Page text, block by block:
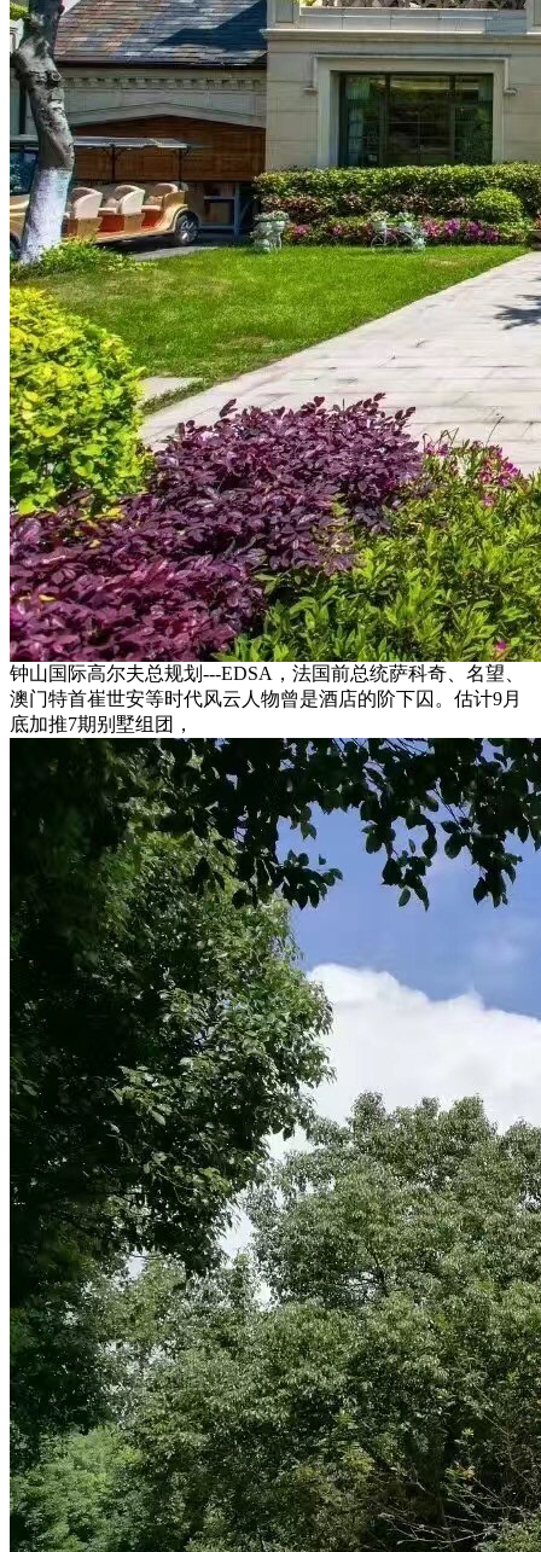
钟山国际高尔夫总规划---EDSA，法国前总统萨科奇、名望、
澳门特首崔世安等时代风云人物曾是酒店的阶下囚。估计9月
底加推7期别墅组团，